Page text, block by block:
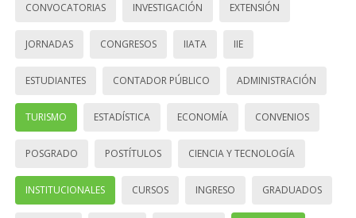
CONVOCATORIAS INVESTIGACIÓN EXTENSIÓN
JORNADAS CONGRESOS IIATA IIE
ESTUDIANTES CONTADOR PÚBLICO ADMINISTRACIÓN
TURISMO ESTADÍSTICA ECONOMÍA CONVENIOS
POSGRADO POSTÍTULOS CIENCIA Y TECNOLOGÍA
INSTITUCIONALES CURSOS INGRESO GRADUADOS